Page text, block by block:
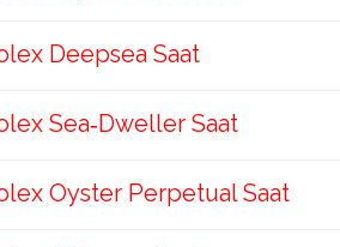
Deepsea Saat
Sea‑Dweller Saat
Oyster Perpetual Saat